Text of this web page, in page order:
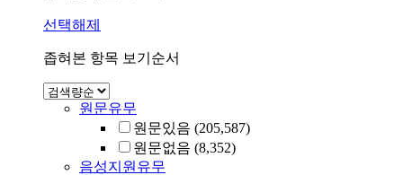
선택해제
좁혀본 항목 보기순서
원문유무
원문있음 (205,587)
원문없음 (8,352)
음성지원유무